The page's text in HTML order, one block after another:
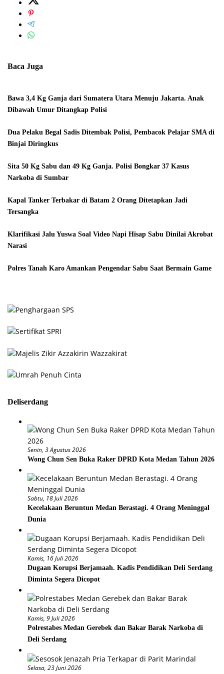
Baca Juga
Bawa 3,4 Kg Ganja dari Sumatera Utara Menuju Jakarta. Anak
Dibawah Umur Ditangkap Polisi
Dua Pelaku Begal Sadis Ditembak Polisi, Pembacok Pelajar SMA di
Binjai Diringkus
Sita 50 Kg Sabu dan 49 Kg Ganja. Polisi Bongkar 37 Kasus
Narkoba di Sumbar
Kapal Tanker Terbakar di Batam 2 Orang Ditetapkan Jadi
Tersangka
Klarifikasi Jalu Yuswa Soal Video Napi Hisap Sabu Dinilai Akrobat
Narasi
Polres Tanah Karo Amankan Pengendar Sabu Saat Bermain Game
Deliserdang
Senin, 3 Agustus 2026
Wong Chun Sen Buka Raker DPRD Kota Medan Tahun 2026
Sabtu, 18 Juli 2026
Kecelakaan Beruntun Medan Berastagi. 4 Orang Meninggal
Dunia
Kamis, 16 Juli 2026
Dugaan Korupsi Berjamaah. Kadis Pendidikan Deli Serdang
Diminta Segera Dicopot
Kamis, 9 Juli 2026
Polrestabes Medan Gerebek dan Bakar Barak Narkoba di
Deli Serdang
Selasa, 23 Juni 2026